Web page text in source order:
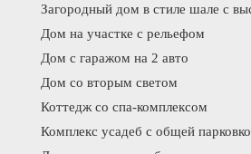
Загородный дом в стиле шале с
Дом на участке с рельефом
Дом с гаражом на 2 авто
Дом со вторым светом
Коттедж со спа-комплексом
Комплекс усадеб с общей